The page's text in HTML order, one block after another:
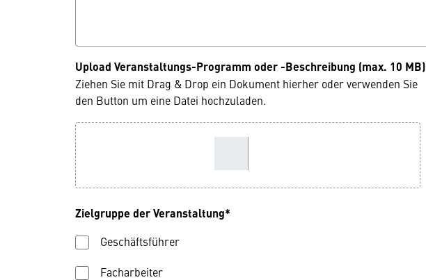
Upload Veranstaltungs-Programm oder -Beschreibung (max. 10 MB)
Ziehen Sie mit Drag & Drop ein Dokument hierher oder verwenden Sie
den Button um eine Datei hochzuladen.
Zielgruppe der Veranstaltung*
Geschäftsführer
Facharbeiter